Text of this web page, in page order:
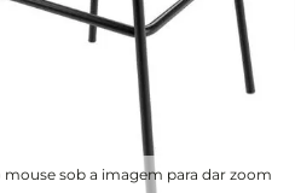
mouse sob a imagem para dar zoom